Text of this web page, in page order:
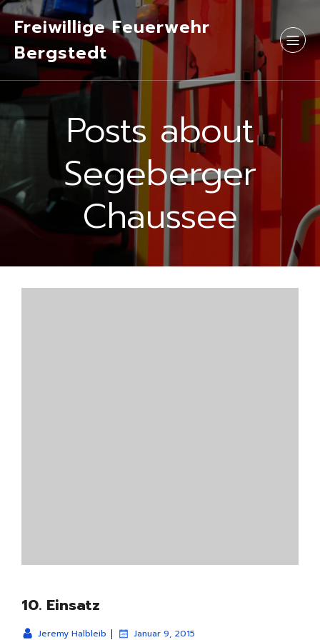
Freiwillige Feuerwehr
Bergstedt
Posts about
Segeberger
Chaussee
10. Einsatz
Jeremy Halbleib | Januar 9, 2015